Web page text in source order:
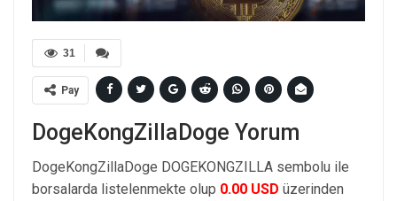
31
Pay
DogeKongZillaDoge Yorum
DogeKongZillaDoge DOGEKONGZILLA sembolu ile
borsalarda listelenmekte olup 0.00 USD üzerinden